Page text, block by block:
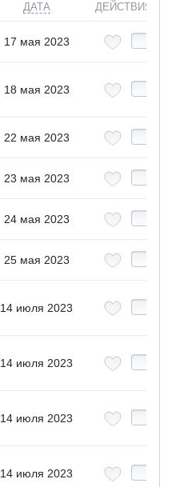
ДАТА ДЕЙСТВИЯ
17 мая 2023
18 мая 2023
22 мая 2023
23 мая 2023
24 мая 2023
25 мая 2023
14 июля 2023
14 июля 2023
14 июля 2023
14 июля 2023